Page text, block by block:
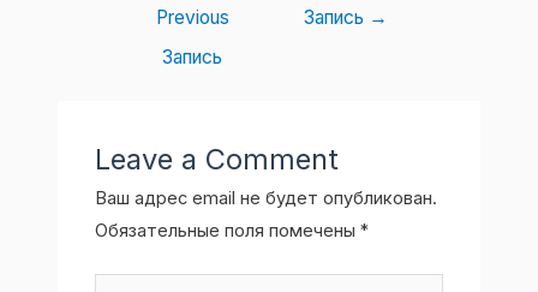
Previous
Запись
Запись →
Leave a Comment
Ваш адрес email не будет опубликован.
Обязательные поля помечены*